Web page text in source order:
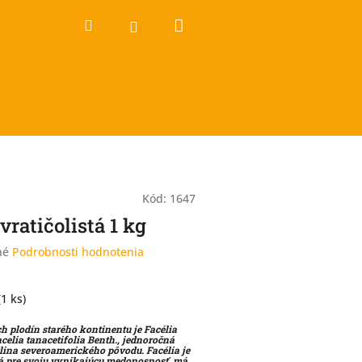
Hľadať Prihlásenie
Kód: 1647
1 kg
Podrobnosti hodnotenia
ks)
plodín starého kontinentu je Facélia
tanacetifolia Benth., jednoročná
severoamerického pôvodu. Facélia je